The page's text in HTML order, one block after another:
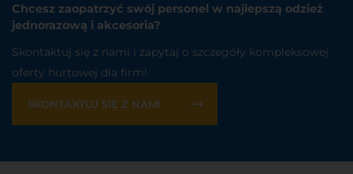
Chcesz zaopatrzyć swój personel w najlepszą odzież
jednorazową i akcesoria?
Skontaktuj się z nami i zapytaj o szczegóły kompleksowej
oferty hurtowej dla firm!
SKONTAKTUJ SIĘ Z NAMI